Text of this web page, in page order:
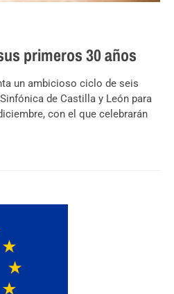
primeros 30 años
un ambicioso ciclo de seis
de Castilla y León para
con el que celebrarán